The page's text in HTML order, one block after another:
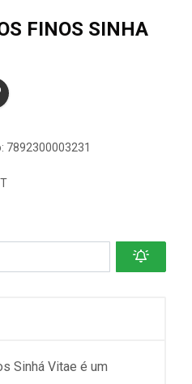
FINOS SINHA
7892300003231
Sinhá Vitae é um